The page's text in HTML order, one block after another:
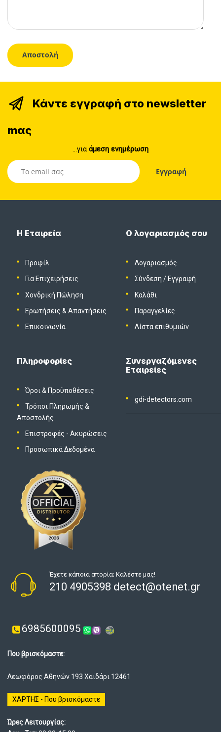
Κάντε εγγραφή στο newsletter
mας
...για άμεση ενημέρωση
Η Εταιρεία
Προφίλ
Για Επιχειρήσεις
Χονδρική Πώληση
Ερωτήσεις & Απαντήσεις
Επικοινωνία
Ο λογαριασμός σου
Λογαριασμός
Σύνδεση / Εγγραφή
Καλάθι
Παραγγελίες
Λίστα επιθυμιών
Πληροφορίες
Όροι & Προϋποθέσεις
Τρόποι Πληρωμής &
Αποστολής
Επιστροφές - Ακυρώσεις
Προσωπικά Δεδομένα
Συνεργαζόμενες
Εταιρείες
gdi-detectors.com
Έχετε κάποια απορία; Καλέστε μας!
210 4905398 detect@otenet.gr
6985600095
Που βρισκόμαστε:
Λεωφόρος Αθηνών 193 Χαϊδάρι 12461
ΧΑΡΤΗΣ - Που βρισκόμαστε
Ώρες Λειτουργίας: